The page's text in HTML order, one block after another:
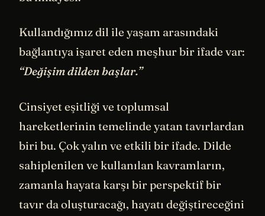
Kullandığımız dil ile yaşam arasındaki
bağlantıya işaret eden meşhur bir ifade var:
“Değişim dilden başlar.”
Cinsiyet eşitliği ve toplumsal
hareketlerinin temelinde yatan tavırlardan
biri bu. Çok yalın ve etkili bir ifade. Dilde
sahiplenilen ve kullanılan kavramların,
zamanla hayata karşı bir perspektif bir
tavır da oluşturacağı, hayatı değiştireceğini